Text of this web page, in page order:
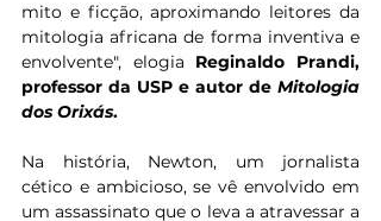
mito e ficção, aproximando leitores da
mitologia africana de forma inventiva e
envolvente", elogia Reginaldo Prandi,
professor da USP e autor de Mitologia
dos Orixás.
Na história, Newton, um jornalista
cético e ambicioso, se vê envolvido em
um assassinato que o leva a atravessar a